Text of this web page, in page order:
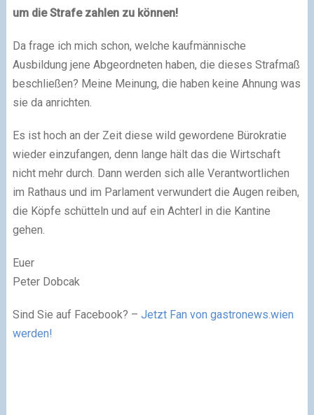
um die Strafe zahlen zu können!
Da frage ich mich schon, welche kaufmännische
Ausbildung jene Abgeordneten haben, die dieses Strafmaß
beschließen? Meine Meinung, die haben keine Ahnung was
sie da anrichten.
Es ist hoch an der Zeit diese wild gewordene Bürokratie
wieder einzufangen, denn lange hält das die Wirtschaft
nicht mehr durch. Dann werden sich alle Verantwortlichen
im Rathaus und im Parlament verwundert die Augen reiben,
die Köpfe schütteln und auf ein Achterl in die Kantine
gehen.
Euer
Peter Dobcak
Sind Sie auf Facebook? – Jetzt Fan von gastronews.wien
werden!